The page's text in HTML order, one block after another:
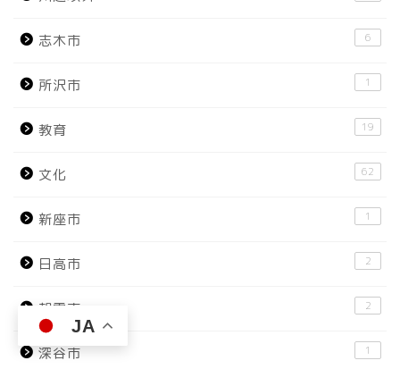
志木市 6
所沢市 1
教育 19
文化 62
新座市 1
日高市 2
朝霞市 2
深谷市 1
JA